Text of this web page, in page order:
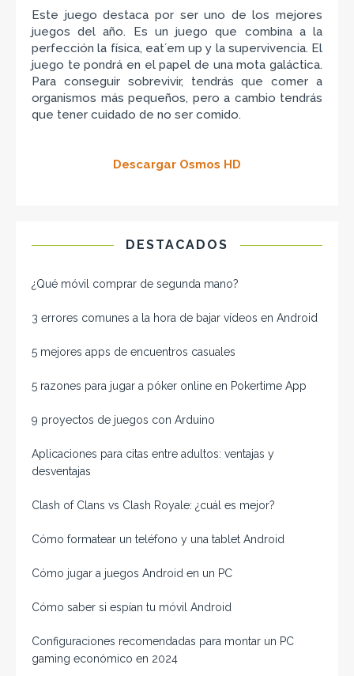
Este juego destaca por ser uno de los mejores
juegos del año. Es un juego que combina a la
perfección la física, eat´em up y la supervivencia. El
juego te pondrá en el papel de una mota galáctica.
Para conseguir sobrevivir, tendrás que comer a
organismos más pequeños, pero a cambio tendrás
que tener cuidado de no ser comido.
Descargar Osmos HD
DESTACADOS
¿Qué móvil comprar de segunda mano​?
3 errores comunes a la hora de bajar vídeos en Android
5 mejores apps de encuentros casuales
5 razones para jugar a póker online en Pokertime App
9 proyectos de juegos con Arduino
Aplicaciones para citas entre adultos: ventajas y
desventajas
Clash of Clans vs Clash Royale: ¿cuál es mejor?
Cómo formatear un teléfono y una tablet Android
Cómo jugar a juegos Android en un PC
Cómo saber si espían tu móvil Android
Configuraciones recomendadas para montar un PC
gaming económico en 2024